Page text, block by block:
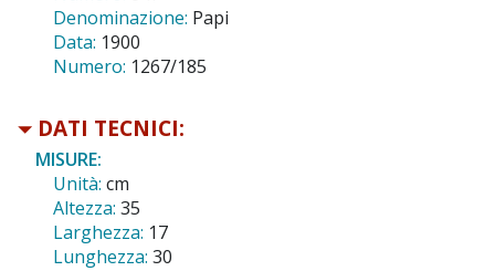
Denominazione: Papi
Data: 1900
Numero: 1267/185
DATI TECNICI:
MISURE:
Unità: cm
Altezza: 35
Larghezza: 17
Lunghezza: 30